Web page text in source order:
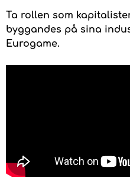
Ta rollen som
byggandes på sina
Eurogame.